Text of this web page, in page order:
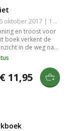
Nederlands | Paperback | 06 oktober 2017 | 160 pagina's | 9789402903522
en troost voor
boek verkent de
in de weg naar
verhalen en
om de
te navigeren,
in je pijn. Een
€ 11,95